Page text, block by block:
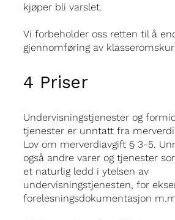
kjøper bli varslet.
Vi forbeholder oss retten til å
gjennomføring av
4 Priser
Undervisningstjenester og
tjenester er unntatt fra
Lov om merverdiavgift § 3-5.
også andre varer og tjenester
et naturlig ledd i ytelsen av
undervisningstjenesten, for
forelesningsdokumentasjon